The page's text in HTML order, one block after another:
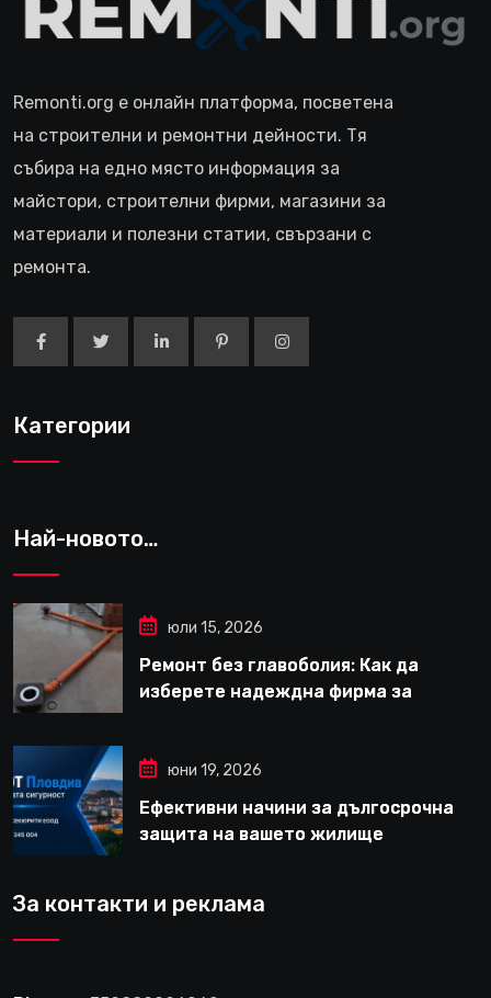
Remonti.org е онлайн платформа, посветена
на строителни и ремонтни дейности. Тя
събира на едно място информация за
майстори, строителни фирми, магазини за
материали и полезни статии, свързани с
ремонта.
Категории
Най-новото…
юли 15, 2026
Ремонт без главоболия: Как да
изберете надеждна фирма за
юни 19, 2026
Ефективни начини за дългосрочна
защита на вашето жилище
За контакти и реклама